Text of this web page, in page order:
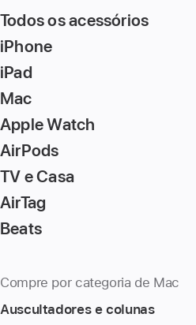
Todos os acessórios
iPhone
iPad
Mac
Apple Watch
AirPods
TV e Casa
AirTag
Beats
Compre por categoria de Mac
Auscultadores e colunas